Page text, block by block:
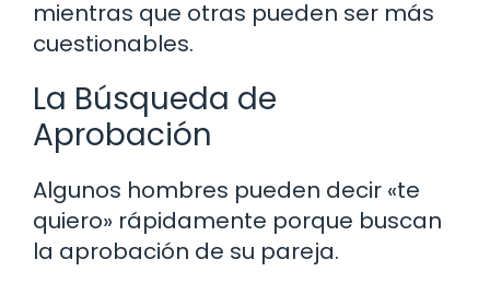
mientras que otras pueden ser más
cuestionables.
La Búsqueda de
Aprobación
Algunos hombres pueden decir «te
quiero» rápidamente porque buscan
la aprobación de su pareja.